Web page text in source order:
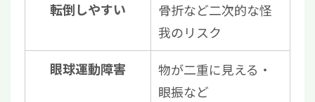
転倒しやすい
骨折など二次的な怪
我のリスク
眼球運動障害
物が二重に見える・
眼振など